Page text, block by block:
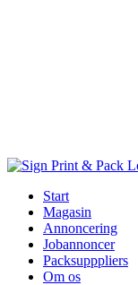
Start
Magasin
Annoncering
Jobannoncer
Packsupppliers
Om os